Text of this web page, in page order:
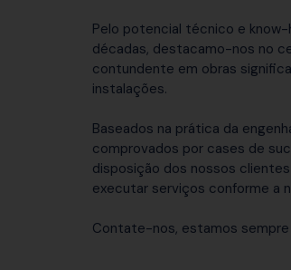
Pelo potencial técnico e
décadas, destacamo-nos no
contundente em obras
instalações.
Baseados na prática da
comprovados por cases de
disposição dos nossos
executar serviços conforme a
Contate-nos, estamos sempre